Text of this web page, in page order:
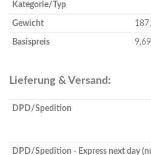
Kategorie/Typ
Gewicht
Basispreis
Lieferung & Versand:
DPD/Spedition
DPD/Spedition - Express next day